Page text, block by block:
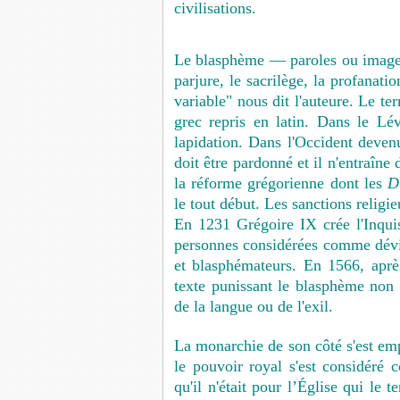
civilisations.
Le blasphème — paroles ou
parjure, le sacrilège, la
variable" nous dit l'auteure. Le
grec repris en latin. Dans le
lapidation. Dans l'Occident
doit être pardonné et il n'entraîne
la réforme grégorienne dont les
le tout début. Les sanctions
En 1231 Grégoire IX crée
personnes considérées comme
et blasphémateurs. En 1566,
texte punissant le blasphème
de la langue ou de l'exil.
La monarchie de son côté s'est
le pouvoir royal s'est considéré
qu'il n'était pour l’Église qui le